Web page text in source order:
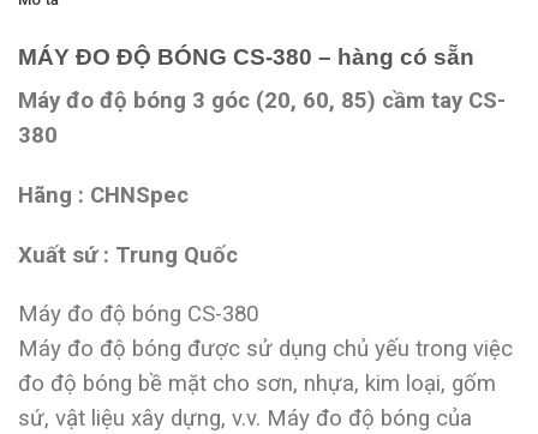
MÁY ĐO ĐỘ BÓNG CS-380 – hàng có sẵn
Máy đo độ bóng 3 góc (20, 60, 85) cầm tay CS-
380
Hãng : CHNSpec
Xuất sứ : Trung Quốc
Máy đo độ bóng CS-380
Máy đo độ bóng được sử dụng chủ yếu trong việc
đo độ bóng bề mặt cho sơn, nhựa, kim loại, gốm
sứ, vật liệu xây dựng, v.v. Máy đo độ bóng của